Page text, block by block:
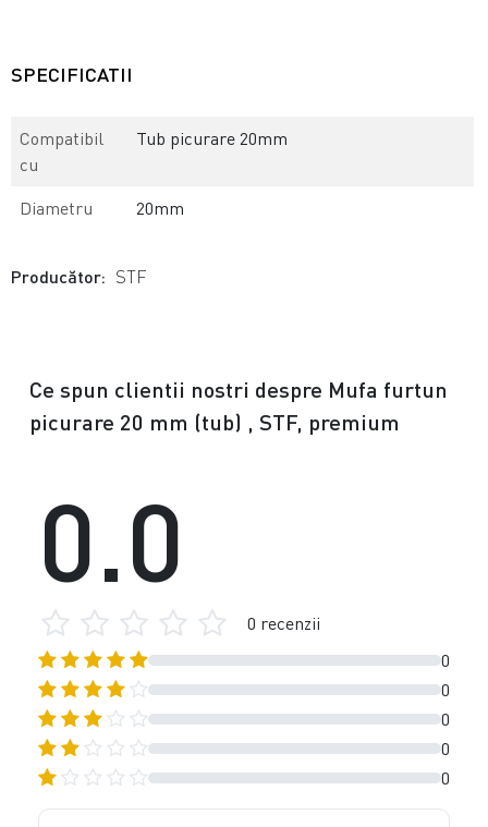
SPECIFICATII
Compatibil
cu
Tub picurare 20mm
Diametru 20mm
Producător: STF
Ce spun clientii nostri despre Mufa furtun
picurare 20 mm (tub) , STF, premium
0
0
0
0
0
0.0
0 recenzii